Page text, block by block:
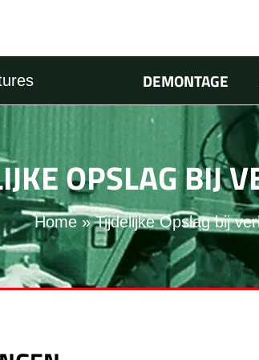
DEMONTAGE
OPSLAG BIJ
Home Tijdelijke Opslag bij